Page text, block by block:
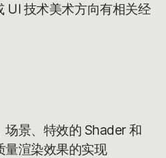
UI 技术美术方向有相关经
场景、特效的 Shader 和
量渲染效果的实现